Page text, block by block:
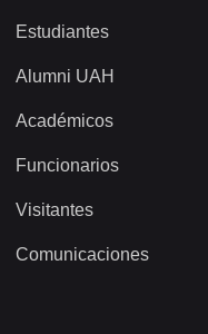
Estudiantes
Alumni UAH
Académicos
Funcionarios
Visitantes
Comunicaciones